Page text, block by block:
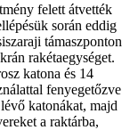
felett átvették
során eddig
támaszponton
rakétaegységet.
katona és 14
fenyegetőzve
katonákat, majd
a raktárba,